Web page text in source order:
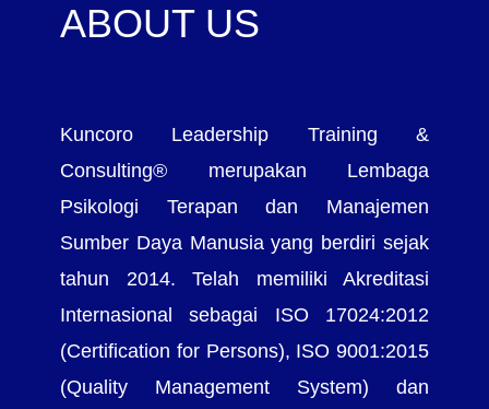
ABOUT US
Kuncoro Leadership Training &
Consulting® merupakan Lembaga
Psikologi Terapan dan Manajemen
Sumber Daya Manusia yang berdiri sejak
tahun 2014. Telah memiliki Akreditasi
Internasional sebagai ISO 17024:2012
(Certification for Persons), ISO 9001:2015
(Quality Management System) dan